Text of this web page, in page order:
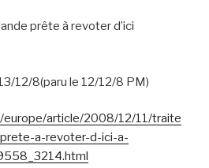
prête à revoter d’ici
12/8(paru le 12/12/8 PM)
europe/article/2008/12/11/traite
a-revoter-d-ici-a-